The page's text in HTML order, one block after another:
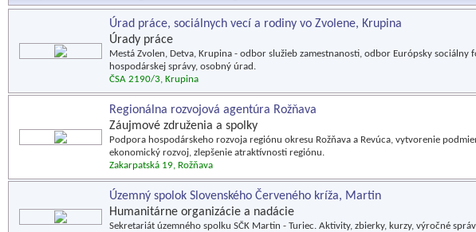
Úrad práce, sociálnych vecí a rodiny vo Zvolene, Krupina
Úrady práce
Mestá Zvolen, Detva, Krupina - odbor služieb zamestnanosti, odbor Európsky
hospodárskej správy, osobný úrad.
ČSA 2190/3, Krupina
Regionálna rozvojová agentúra Rožňava
Záujmové združenia a spolky
Podpora hospodárskeho rozvoja regiónu okresu Rožňava a Revúca, vytvorenie
ekonomický rozvoj, zlepšenie atraktívnosti regiónu.
Zakarpatská 19, Rožňava
Územný spolok Slovenského Červeného kríža, Martin
Humanitárne organizácie a nadácie
Sekretariát územného spolku SČK Martin - Turiec. Aktivity, zbierky, kurzy, výročné